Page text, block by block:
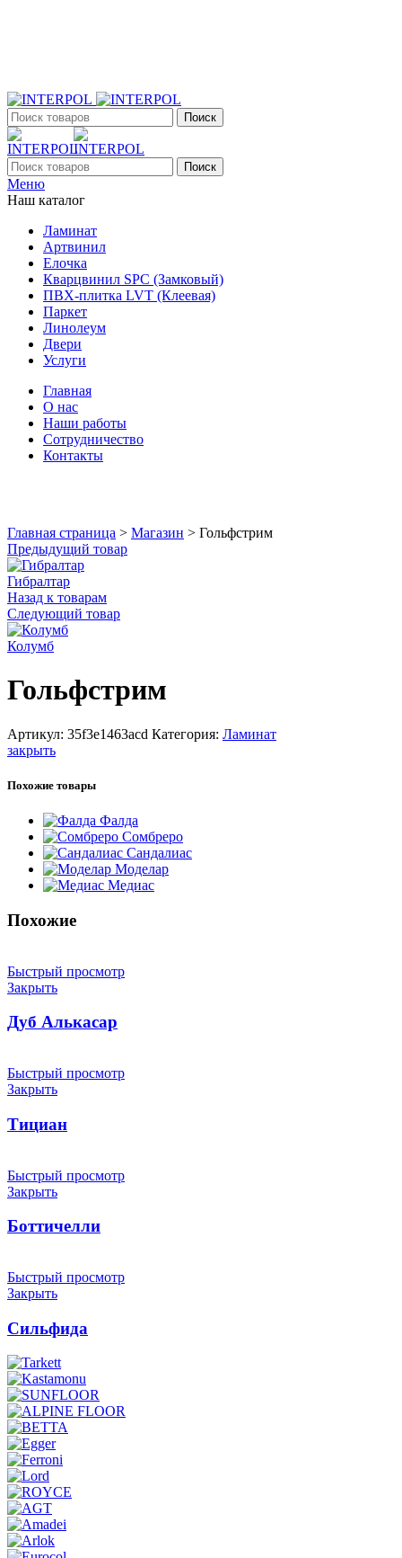
Поиск
Поиск
Меню
Наш каталог
Ламинат
Артвинил
Елочка
Кварцвинил SPC (Замковый)
ПВХ-плитка LVT (Клеевая)
Паркет
Линолеум
Двери
Услуги
Главная
О нас
Наши работы
Сотрудничество
Контакты
Главная страница > Магазин > Гольфстрим
Предыдущий товар
Гибралтар
Назад к товарам
Следующий товар
Колумб
Гольфстрим
Артикул: 35f3e1463acd Категория: Ламинат
закрыть
Похожие товары
Фалда
Сомбреро
Сандалиас
Моделар
Медиас
Похожие
Быстрый просмотр
Закрыть
Дуб Алькасар
Быстрый просмотр
Закрыть
Тициан
Быстрый просмотр
Закрыть
Боттичелли
Быстрый просмотр
Закрыть
Сильфида